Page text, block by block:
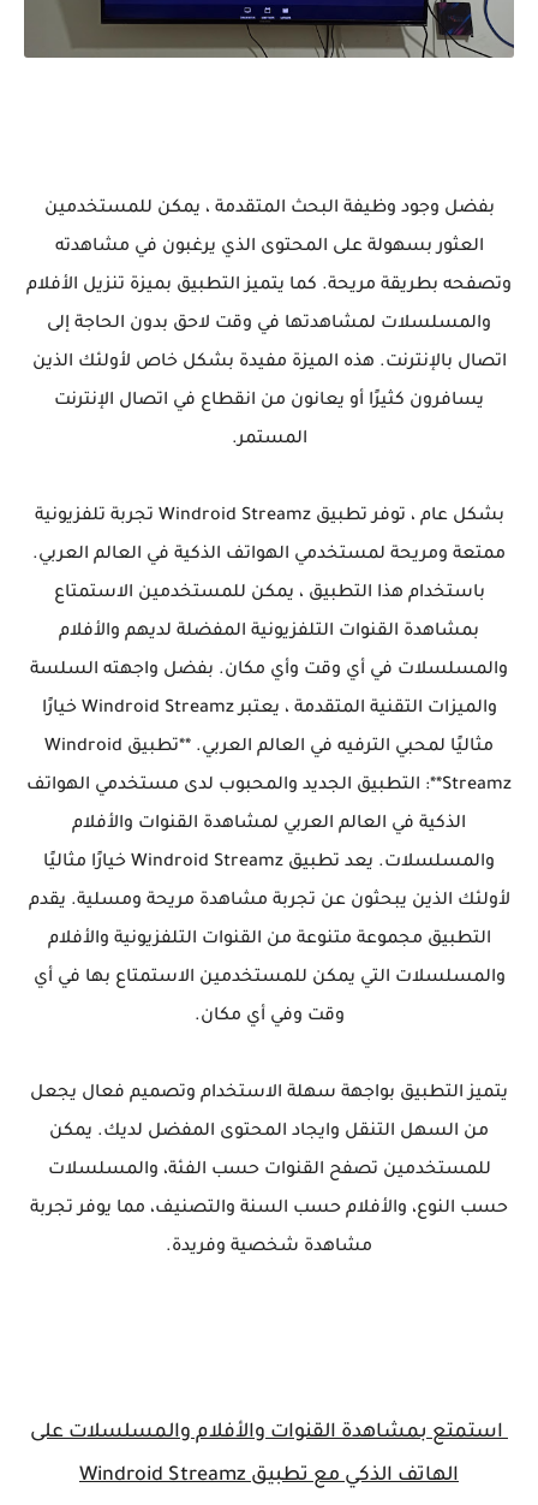
بفضل وجود وظيفة البحث المتقدمة ، يمكن للمستخدمين
العثور بسهولة على المحتوى الذي يرغبون في مشاهدته
وتصفحه بطريقة مريحة. كما يتميز التطبيق بميزة تنزيل الأفلام
والمسلسلات لمشاهدتها في وقت لاحق بدون الحاجة إلى
اتصال بالإنترنت. هذه الميزة مفيدة بشكل خاص لأولئك الذين
يسافرون كثيرًا أو يعانون من انقطاع في اتصال الإنترنت
المستمر.
بشكل عام ، توفر تطبيق Windroid Streamz تجربة تلفزيونية
ممتعة ومريحة لمستخدمي الهواتف الذكية في العالم العربي.
باستخدام هذا التطبيق ، يمكن للمستخدمين الاستمتاع
بمشاهدة القنوات التلفزيونية المفضلة لديهم والأفلام
والمسلسلات في أي وقت وأي مكان. بفضل واجهته السلسة
والميزات التقنية المتقدمة ، يعتبر Windroid Streamz خيارًا
مثاليًا لمحبي الترفيه في العالم العربي. **تطبيق Windroid
Streamz**: التطبيق الجديد والمحبوب لدى مستخدمي الهواتف
الذكية في العالم العربي لمشاهدة القنوات والأفلام
والمسلسلات. يعد تطبيق Windroid Streamz خيارًا مثاليًا
لأولئك الذين يبحثون عن تجربة مشاهدة مريحة ومسلية. يقدم
التطبيق مجموعة متنوعة من القنوات التلفزيونية والأفلام
والمسلسلات التي يمكن للمستخدمين الاستمتاع بها في أي
وقت وفي أي مكان.
يتميز التطبيق بواجهة سهلة الاستخدام وتصميم فعال يجعل
من السهل التنقل وايجاد المحتوى المفضل لديك. يمكن
للمستخدمين تصفح القنوات حسب الفئة، والمسلسلات
حسب النوع، والأفلام حسب السنة والتصنيف، مما يوفر تجربة
مشاهدة شخصية وفريدة.
استمتع بمشاهدة القنوات والأفلام والمسلسلات على
الهاتف الذكي مع تطبيق Windroid Streamz